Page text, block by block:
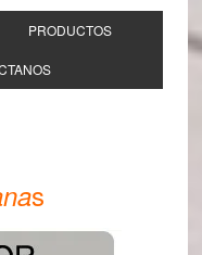
PRODUCTOS
s